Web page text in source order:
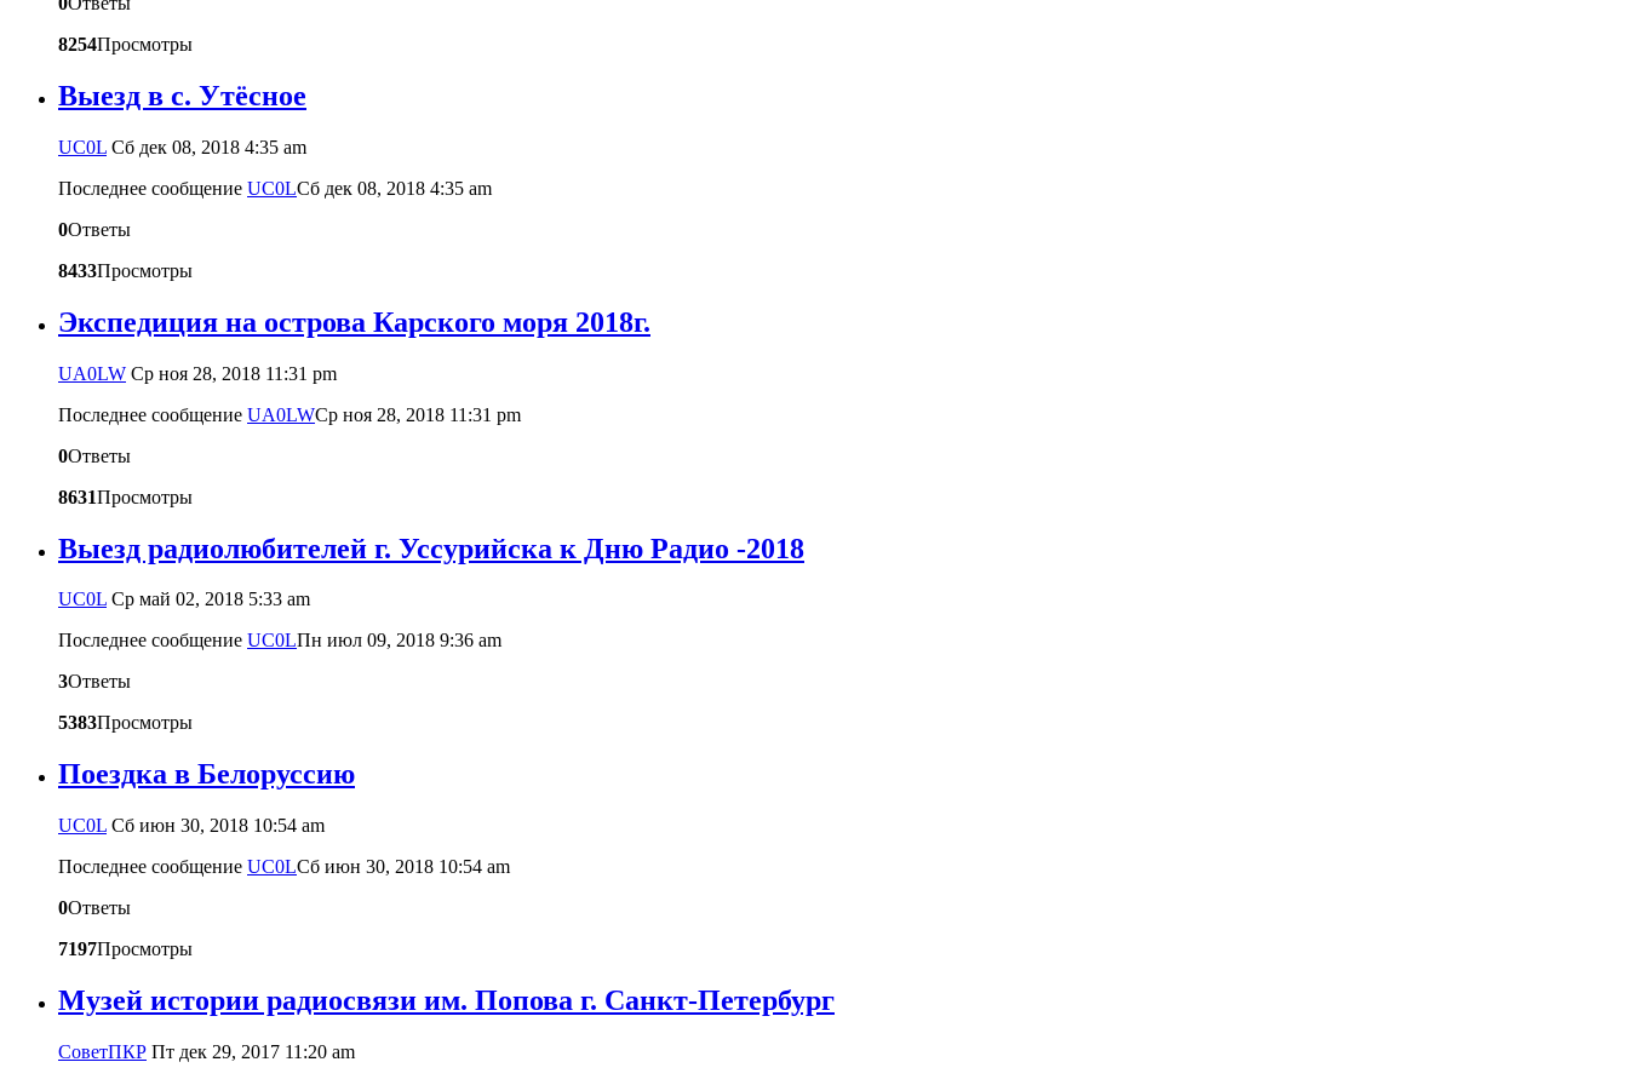
8254Просмотры
Выезд в с. Утёсное
UC0L Сб дек 08, 2018 4:35 am
Последнее сообщение UC0LСб дек 08, 2018 4:35 am
0Ответы
8433Просмотры
Экспедиция на острова Карского моря 2018г.
UA0LW Ср ноя 28, 2018 11:31 pm
Последнее сообщение UA0LWСр ноя 28, 2018 11:31 pm
0Ответы
8631Просмотры
Выезд радиолюбителей г. Уссурийска к Дню Радио -2018
UC0L Ср май 02, 2018 5:33 am
Последнее сообщение UC0LПн июл 09, 2018 9:36 am
3Ответы
5383Просмотры
Поездка в Белоруссию
UC0L Сб июн 30, 2018 10:54 am
Последнее сообщение UC0LСб июн 30, 2018 10:54 am
0Ответы
7197Просмотры
Музей истории радиосвязи им. Попова г. Санкт-Петербург
CоветПКР Пт дек 29, 2017 11:20 am